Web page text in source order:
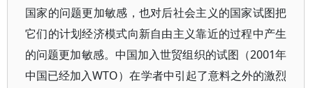
国家的问题更加敏感，也对后社会主义的国家试图把
它们的计划经济模式向新自由主义靠近的过程中产生
的问题更加敏感。中国加入世贸组织的试图（2001年
中国已经加入WTO）在学者中引起了意料之外的激烈